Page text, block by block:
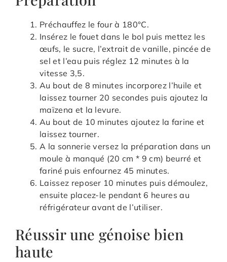
Préchauffez le four à 180°C.
Insérez le fouet dans le bol puis mettez les
œufs, le sucre, l’extrait de vanille, pincée de
sel et l’eau puis réglez 12 minutes à la
vitesse 3,5.
Au bout de 8 minutes incorporez l’huile et
laissez tourner 20 secondes puis ajoutez la
maïzena et la levure.
Au bout de 10 minutes ajoutez la farine et
laissez tourner.
A la sonnerie versez la préparation dans un
moule à manqué (20 cm * 9 cm) beurré et
fariné puis enfournez 45 minutes.
Laissez reposer 10 minutes puis démoulez,
ensuite placez-le pendant 6 heures au
réfrigérateur avant de l’utiliser.
Réussir une génoise bien
haute